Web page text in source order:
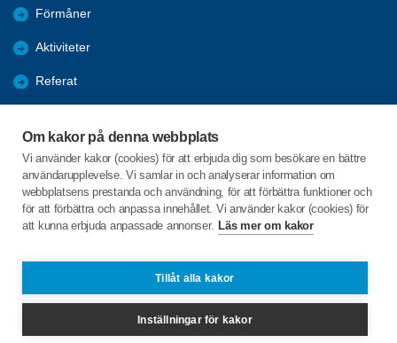
Om kakor på denna webbplats
Vi använder kakor (cookies) för att erbjuda dig som besökare en bättre
användarupplevelse. Vi samlar in och analyserar information om
webbplatsens prestanda och användning, för att förbättra funktioner och
för att förbättra och anpassa innehållet. Vi använder kakor (cookies) för
att kunna erbjuda anpassade annonser. Läs mer om kakor
Tillåt alla kakor
Inställningar för kakor
Förmåner
Aktiviteter
Referat
Dokument
KPR
C/o:Hans Ungh
vartofta@spfseniorerna.se